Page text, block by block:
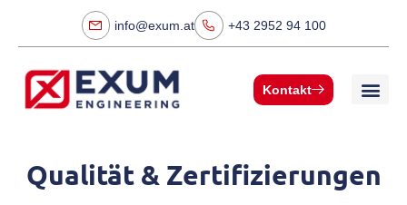
info@exum.at +43 2952 94 100
Kontakt
Qualität & Zertifizierungen